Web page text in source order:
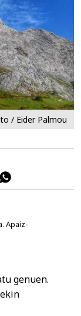
/ Eider Palmou
Apaiz-
genuen.